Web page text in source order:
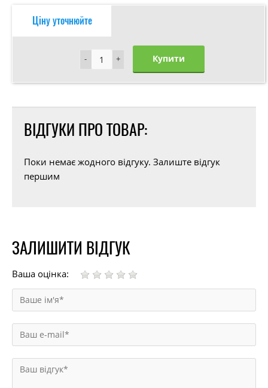
Ціну уточнюйте
+
- +
- Купити
ВІДГУКИ ПРО ТОВАР:
Поки немає жодного відгуку. Залиште відгук
першим
ЗАЛИШИТИ ВІДГУК
Ваша оцінка: